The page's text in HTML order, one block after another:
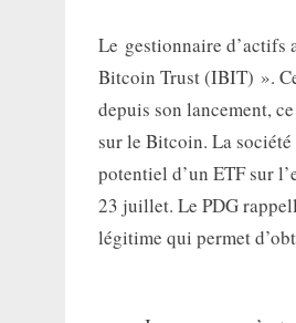
Le gestionnaire d’actifs
Bitcoin Trust (IBIT) ».
depuis son lancement,
sur le Bitcoin. La société
potentiel d’un ETF sur
23 juillet. Le PDG
légitime qui permet